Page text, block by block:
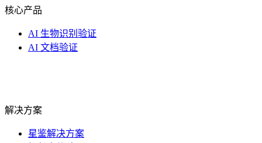
核心产品
AI 生物识别验证
AI 文档验证
解决方案
星鉴解决方案